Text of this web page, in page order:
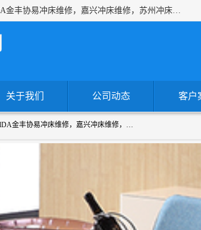
上海沃锻机械有限公司专业承接各种进口、国产冲床维修，公司主营：小松AlDA金丰协易冲床维修，嘉兴冲床维修，苏州冲床维修，冷镦机热模锻机床维修，提供各种冲床配件！！一站式服务为您解决一切冲床问题！
关于我们 公司动态 客户
上海沃锻机械有限公司专业承接各种进口、国产冲床维修，公司主营：小松AlDA金丰协易冲床维修，嘉兴冲床维修，苏州冲床维修，冷镦机热模锻机床维修，提供各种冲床配件！！一站式服务为您解决一切冲床问题！